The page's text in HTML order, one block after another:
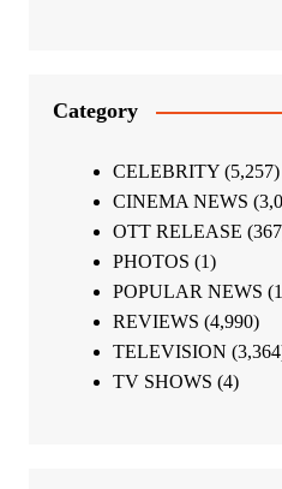
Category
CELEBRITY(5,257)
CINEMA NEWS
OTT RELEASE
PHOTOS (1)
POPULAR NEWS
REVIEWS (4,990)
TELEVISION
TV SHOWS (4)